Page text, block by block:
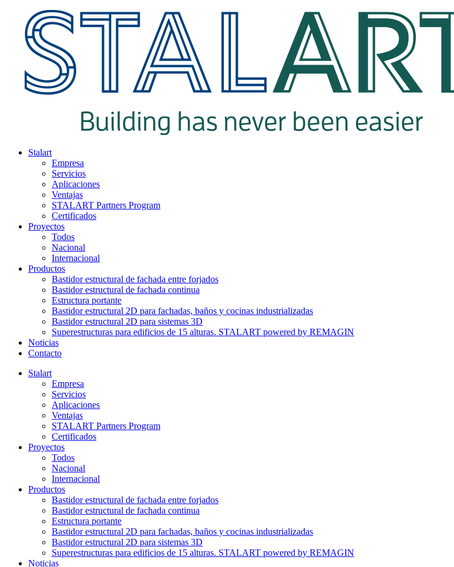
Stalart
Empresa
Servicios
Aplicaciones
Ventajas
STALART Partners Program
Certificados
Proyectos
Todos
Nacional
Internacional
Productos
Bastidor estructural de fachada entre forjados
Bastidor estructural de fachada continua
Estructura portante
Bastidor estructural 2D para fachadas, baños y cocinas industrializadas
Bastidor estructural 2D para sistemas 3D
Superestructuras para edificios de 15 alturas. STALART powered by REMAGIN
Noticias
Contacto
Stalart
Empresa
Servicios
Aplicaciones
Ventajas
STALART Partners Program
Certificados
Proyectos
Todos
Nacional
Internacional
Productos
Bastidor estructural de fachada entre forjados
Bastidor estructural de fachada continua
Estructura portante
Bastidor estructural 2D para fachadas, baños y cocinas industrializadas
Bastidor estructural 2D para sistemas 3D
Superestructuras para edificios de 15 alturas. STALART powered by REMAGIN
Noticias